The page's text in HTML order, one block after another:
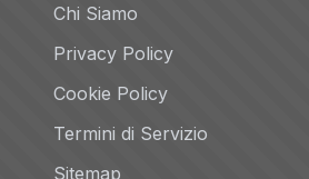
Chi Siamo
Privacy Policy
Cookie Policy
Termini di Servizio
Sitemap